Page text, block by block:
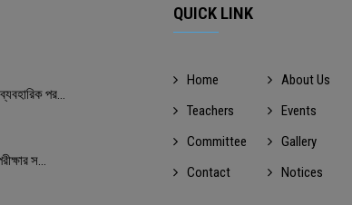
পর...
স...
QUICK LINK
Home
About Us
Teachers
Events
Committee
Gallery
Contact
Notices